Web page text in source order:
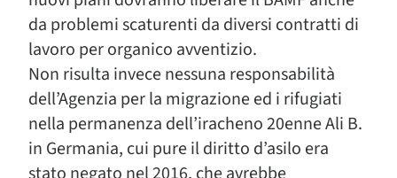
da problemi scaturenti da diversi contratti di
lavoro per organico avventizio.
Non risulta invece nessuna responsabilità
dell’Agenzia per la migrazione ed i rifugiati
nella permanenza dell’iracheno 20enne Ali B.
in Germania, cui pure il diritto d’asilo era